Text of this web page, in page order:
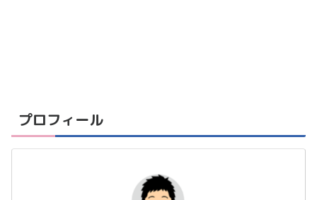
プロフィール